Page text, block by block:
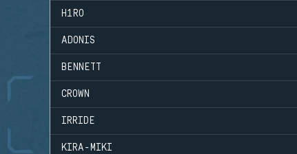
H1RO
ADONIS
BENNETT
CROWN
IRRIDE
KIRA-MIKI